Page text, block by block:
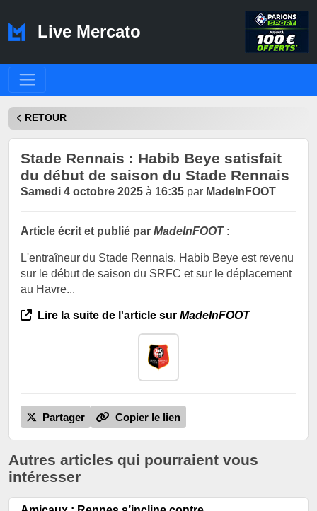
Live Mercato
RETOUR
Stade Rennais : Habib Beye satisfait
du début de saison du Stade Rennais
Samedi 4 octobre 2025 à 16:35 par MadeInFOOT
Article écrit et publié par MadeInFOOT:
L'entraîneur du Stade Rennais, Habib Beye est revenu
sur le début de saison du SRFC et sur le déplacement
au Havre...
Lire la suite de l'article sur MadeInFOOT
Partager Copier le lien
Autres articles qui pourraient vous
intéresser